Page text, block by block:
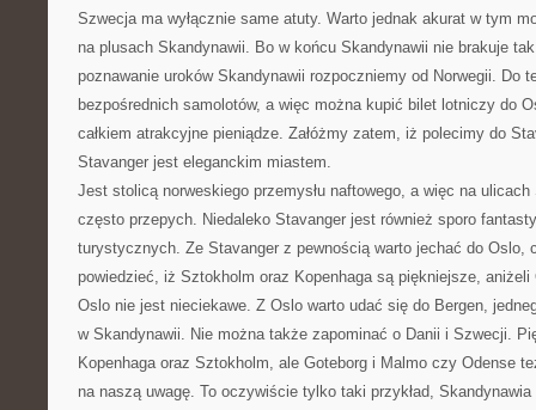
Szwecja ma wyłącznie same atuty. Warto jednak akurat w tym
na plusach Skandynawii. Bo w końcu Skandynawii nie brakuje
poznawanie uroków Skandynawii rozpoczniemy od Norwegii. Do
bezpośrednich samolotów, a więc można kupić bilet lotniczy do
całkiem atrakcyjne pieniądze. Załóżmy zatem, iż polecimy do
Stavanger jest eleganckim miastem.
Jest stolicą norweskiego przemysłu naftowego, a więc na
często przepych. Niedaleko Stavanger jest również sporo
turystycznych. Ze Stavanger z pewnością warto jechać do Oslo,
powiedzieć, iż Sztokholm oraz Kopenhaga są piękniejsze,
Oslo nie jest nieciekawe. Z Oslo warto udać się do Bergen,
w Skandynawii. Nie można także zapominać o Danii i Szwecji.
Kopenhaga oraz Sztokholm, ale Goteborg i Malmo czy Odense
na naszą uwagę. To oczywiście tylko taki przykład,